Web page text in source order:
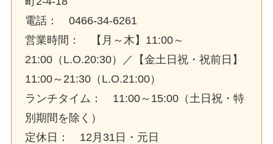
電話： 0466-34-6261
営業時間： 【月～木】11:00～
21:00（L.O.20:30）／【金土日祝・祝前日】
11:00～21:30（L.O.21:00）
ランチタイム： 11:00～15:00（土日祝・特
別期間を除く）
定休日： 12月31日・元日